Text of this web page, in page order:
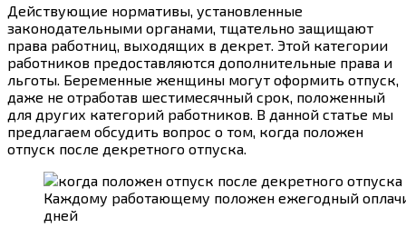
Действующие нормативы, установленные
законодательными органами, тщательно защищают
права работниц, выходящих в декрет. Этой категории
работников предоставляются дополнительные права и
льготы. Беременные женщины могут оформить отпуск,
даже не отработав шестимесячный срок, положенный
для других категорий работников. В данной статье мы
предлагаем обсудить вопрос о том, когда положен
отпуск после декретного отпуска.
Каждому работающему положен ежегодный
дней